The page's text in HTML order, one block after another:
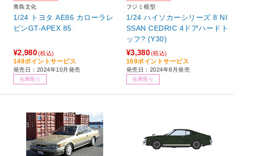
青島文化
1/24 トヨタ AE86 カローラレ
ビンGT-APEX 85
¥2,980(税込)
149ポイントサービス
発売日：2024年10月発売
在庫限り
フジミ模型
1/24 ハイソカーシリーズ 8 NI
SSAN CEDRIC 4ドアハードト
ッフ? (Y30)
¥3,380(税込)
169ポイントサービス
発売日：2024年8月発売
在庫限り